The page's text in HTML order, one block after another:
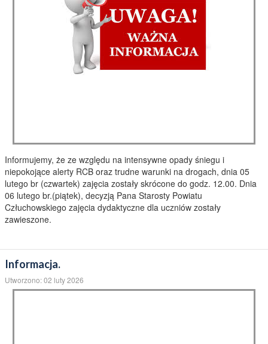
Informujemy, że ze względu na intensywne opady śniegu i
niepokojące alerty RCB oraz trudne warunki na drogach, dnia 05
lutego br (czwartek) zajęcia zostały skrócone do godz. 12.00. Dnia